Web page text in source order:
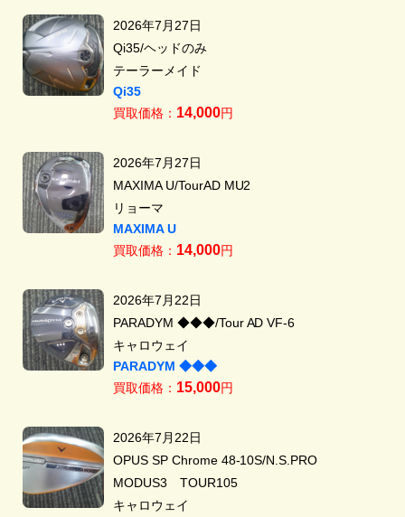
2026年7月27日
Qi35/ヘッドのみ
テーラーメイド
Qi35
買取価格： 14,000円
2026年7月27日
MAXIMA U/TourAD MU2
リョーマ
MAXIMA U
買取価格： 14,000円
2026年7月22日
PARADYM ◆◆◆/Tour AD VF-6
キャロウェイ
PARADYM ◆◆◆
買取価格： 15,000円
2026年7月22日
OPUS SP Chrome 48-10S/N.S.PRO
MODUS3 TOUR105
キャロウェイ